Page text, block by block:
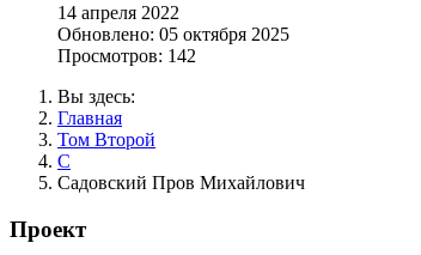
14 апреля 2022
Обновлено: 05 октября 2025
Просмотров: 142
Вы здесь:
Главная
Том Второй
С
Садовский Пров Михайлович
Проект